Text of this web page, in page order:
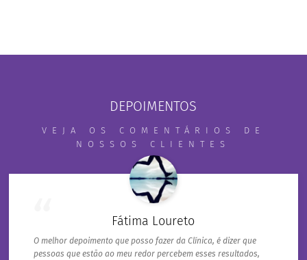
DEPOIMENTOS
VEJA OS COMENTÁRIOS DE
NOSSOS CLIENTES
Fátima Loureto
O melhor depoimento que posso fazer da Clínica, é dizer que
pessoas que estão ao meu redor percebem esses resultados,